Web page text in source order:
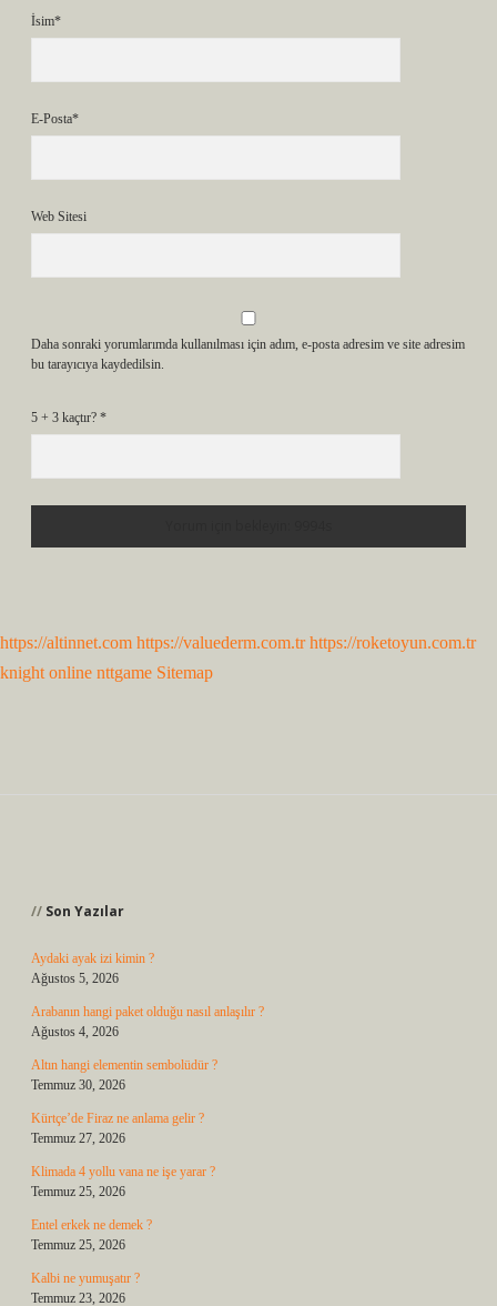
İsim*
E-Posta*
Web Sitesi
Daha sonraki yorumlarımda kullanılması için adım, e-posta adresim ve site adresim
bu tarayıcıya kaydedilsin.
5 + 3 kaçtır? *
https://altinnet.com https://valuederm.com.tr https://roketoyun.com.tr
knight online nttgame Sitemap
Son Yazılar
Aydaki ayak izi kimin ?
Ağustos 5, 2026
Arabanın hangi paket olduğu nasıl anlaşılır ?
Ağustos 4, 2026
Altın hangi elementin sembolüdür ?
Temmuz 30, 2026
Kürtçe’de Firaz ne anlama gelir ?
Temmuz 27, 2026
Klimada 4 yollu vana ne işe yarar ?
Temmuz 25, 2026
Entel erkek ne demek ?
Temmuz 25, 2026
Kalbi ne yumuşatır ?
Temmuz 23, 2026